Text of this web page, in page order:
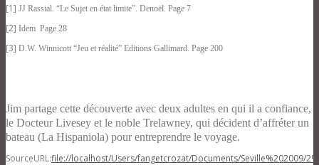
[1] JJ Rassial. “Le Sujet en état limite”. Denoël. Page 7
[2] Idem Page 28
[3] D.W. Winnicott “Jeu et réalité” Editions Gallimard. Page 200
Jim partage cette découverte avec deux adultes en qui il a confiance,
le Docteur Livesey et le noble Trelawney, qui décident d’affréter un
bateau (La Hispaniola) pour entreprendre le voyage.
SourceURL:file://localhost/Users/fangetcrozat/Documents/Seville%202009/